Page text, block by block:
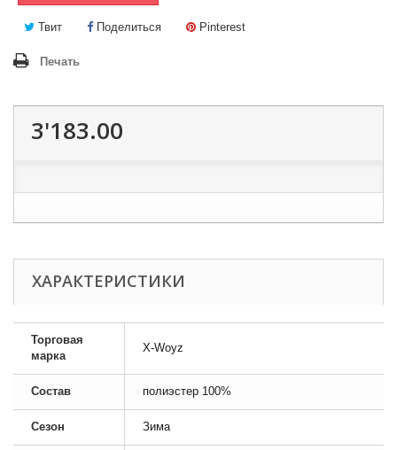
Твит Поделиться Pinterest
Печать
3'183.00
ХАРАКТЕРИСТИКИ
Торговая
марка
X-Woyz
Состав полиэстер 100%
Сезон Зима